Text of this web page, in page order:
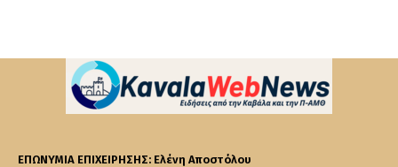
ΕΠΩΝΥΜΙΑ ΕΠΙΧΕΙΡΗΣΗΣ: Ελένη Αποστόλου